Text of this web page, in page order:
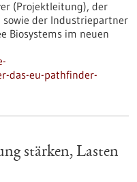
(Projektleitung), der
sowie der Industriepartner
Biosystems im neuen
das-eu-pathfinder-
stärken, Lasten